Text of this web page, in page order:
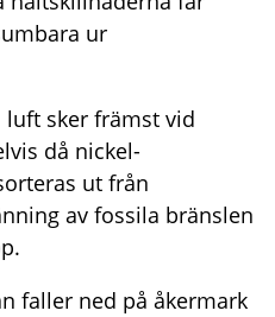
ur
sker främst vid
då nickel-
ut från
av fossila bränslen
faller ned på åkermark